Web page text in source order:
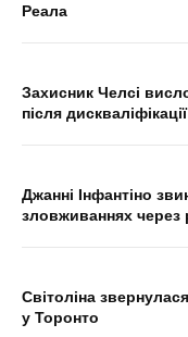
Реала
Захисник Челсі
після дискваліфікації
Джанні Інфантіно
зловживаннях через
Світоліна
у Торонто